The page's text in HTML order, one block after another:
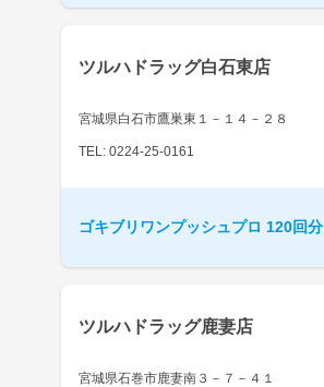
ツルハドラッグ白石東店
宮城県白石市鷹巣東１－１４－２８
TEL: 0224-25-0161
ゴキブリワンプッシュプロ 120回分
ツルハドラッグ鹿妻店
宮城県石巻市鹿妻南３－７－４１